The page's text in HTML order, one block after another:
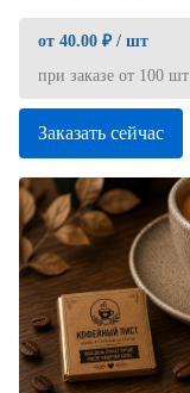
от 40.00 ₽ / шт
при заказе от 100 шт
Заказать сейчас